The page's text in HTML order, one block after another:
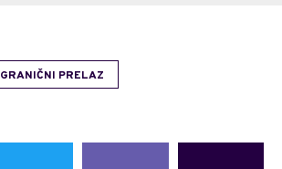
GRANIČNI PRELAZ